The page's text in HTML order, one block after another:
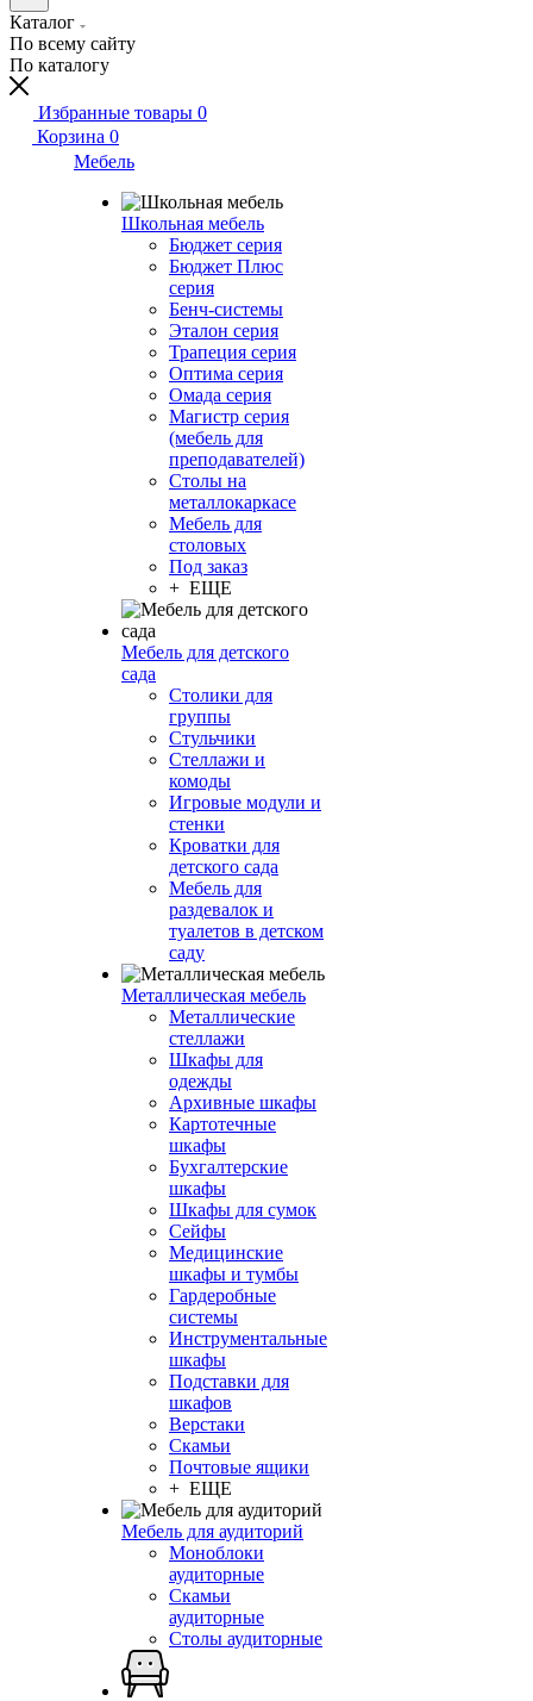
Каталог
По всему сайту
По каталогу
Избранные товары 0
Корзина 0
Мебель
Школьная мебель
Бюджет серия
Бюджет Плюс
серия
Бенч-системы
Эталон серия
Трапеция серия
Оптима серия
Омада серия
Магистр серия
(мебель для
преподавателей)
Столы на
металлокаркасе
Мебель для
столовых
Под заказ
+ ЕЩЕ
Мебель для детского
сада
Столики для
группы
Стульчики
Стеллажи и
комоды
Игровые модули и
стенки
Кроватки для
детского сада
Мебель для
раздевалок и
туалетов в детском
саду
Металлическая мебель
Металлические
стеллажи
Шкафы для
одежды
Архивные шкафы
Картотечные
шкафы
Бухгалтерские
шкафы
Шкафы для сумок
Сейфы
Медицинские
шкафы и тумбы
Гардеробные
системы
Инструментальные
шкафы
Подставки для
шкафов
Верстаки
Скамьи
Почтовые ящики
+ ЕЩЕ
Мебель для аудиторий
Моноблоки
аудиторные
Скамьи
аудиторные
Столы аудиторные